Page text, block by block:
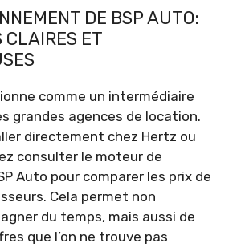
DE BSP AUTO:
CLAIRES ET
comme un intermédiaire
grandes agences de location.
directement chez Hertz ou
consulter le moteur de
Auto pour comparer les prix de
Cela permet non
du temps, mais aussi de
que l’on ne trouve pas